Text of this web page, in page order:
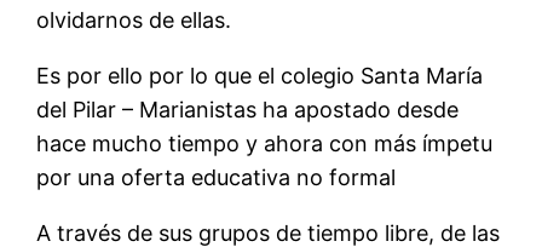
olvidarnos de ellas.
Es por ello por lo que el colegio Santa María
del Pilar – Marianistas ha apostado desde
hace mucho tiempo y ahora con más ímpetu
por una oferta educativa no formal
A través de sus grupos de tiempo libre, de las